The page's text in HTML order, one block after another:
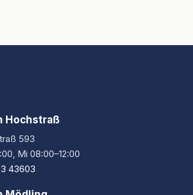
Hochstraß
593
Mi 08:00–12:00
43603